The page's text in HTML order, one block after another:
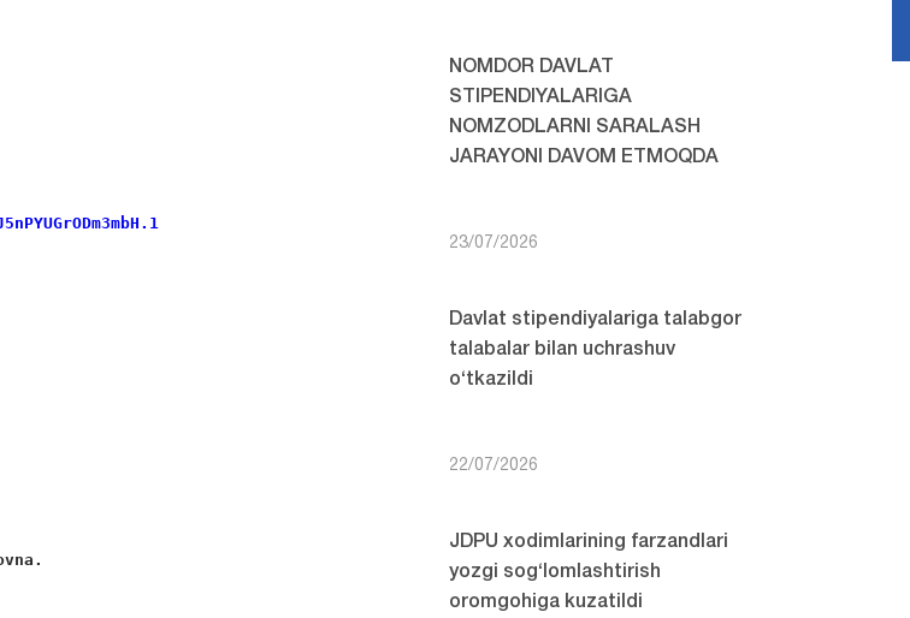
NOMDOR DAVLAT
STIPENDIYALARIGA
NOMZODLARNI SARALASH
JARAYONI DAVOM ETMOQDA
23/07/2026
Davlat stipendiyalariga talabgor
talabalar bilan uchrashuv
o‘tkazildi
22/07/2026
JDPU xodimlarining farzandlari
yozgi sog‘lomlashtirish
oromgohiga kuzatildi